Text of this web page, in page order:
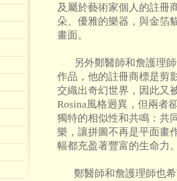
及屬於藝術家個人的註冊
朵、優雅的樂器，與金箔
畫面。
另外鄭醫師和詹護理師
作品，他的註冊商標是剪
交織出奇幻世界，因此又
Rosina風格迥異，但兩者
獨特的相似性和共鳴：共
樂，讓拼圖不再是平面畫
幅都充盈著豐富的生命力
鄭醫師和詹護理師也希